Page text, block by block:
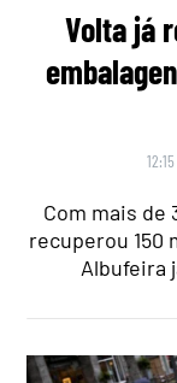
Volta já
Com mais de
recuperou 150
Albufeira